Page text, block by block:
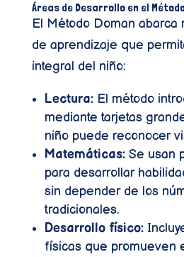
Áreas de Desarrollo en el
El Método Doman abarca
de aprendizaje que
integral del niño:
Lectura:El método
mediante tarjetas
niño puede reconocer
Matemáticas:Se usan
para desarrollar
sin depender de los
tradicionales.
Desarrollo físico:
físicas que promueven